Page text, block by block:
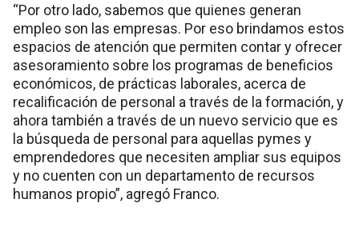
“Por otro lado, sabemos que quienes generan
empleo son las empresas. Por eso brindamos estos
espacios de atención que permiten contar y ofrecer
asesoramiento sobre los programas de beneficios
económicos, de prácticas laborales, acerca de
recalificación de personal a través de la formación, y
ahora también a través de un nuevo servicio que es
la búsqueda de personal para aquellas pymes y
emprendedores que necesiten ampliar sus equipos
y no cuenten con un departamento de recursos
humanos propio”, agregó Franco.